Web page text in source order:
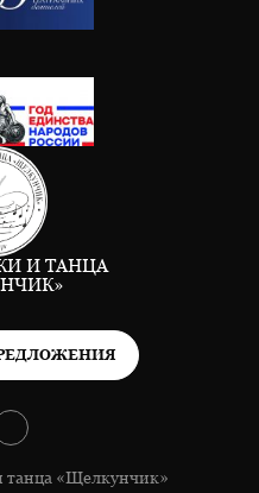
И ТАНЦА
танца «Щелкунчик»